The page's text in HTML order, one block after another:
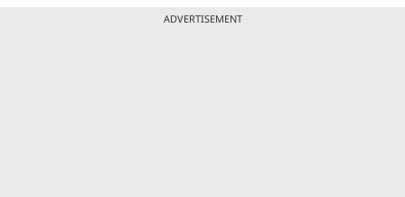
ADVERTISEMENT